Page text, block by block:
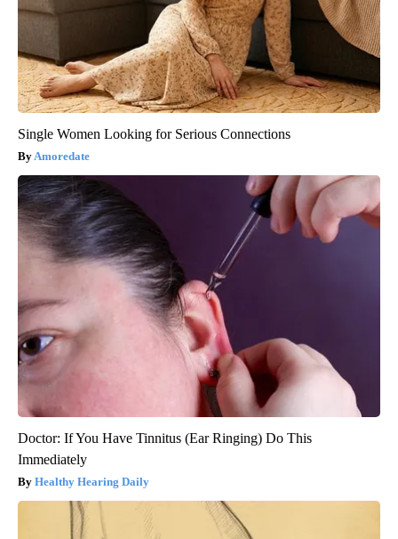
Single Women Looking for Serious Connections
Amoredate
Doctor: If You Have Tinnitus (Ear Ringing) Do This
Immediately
Healthy Hearing Daily